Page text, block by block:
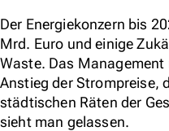
Der Energiekonzern bis
Mrd. Euro und einige
Waste. Das
Anstieg der Strompreise,
städtischen Räten der
sieht man gelassen.